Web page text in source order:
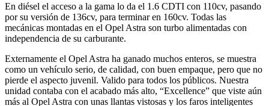
En diésel el acceso a la gama lo da el 1.6 CDTI con 110cv, pasando
por su versión de 136cv, para terminar en 160cv. Todas las
mecánicas montadas en el Opel Astra son turbo alimentadas con
independencia de su carburante.
Externamente el Opel Astra ha ganado muchos enteros, se muestra
como un vehículo serio, de calidad, con buen empaque, pero que no
pierde el aspecto juvenil. Valido para todos los públicos. Nuestra
unidad contaba con el acabado más alto, “Excellence” que viste aún
más al Opel Astra con unas llantas vistosas y los faros inteligentes